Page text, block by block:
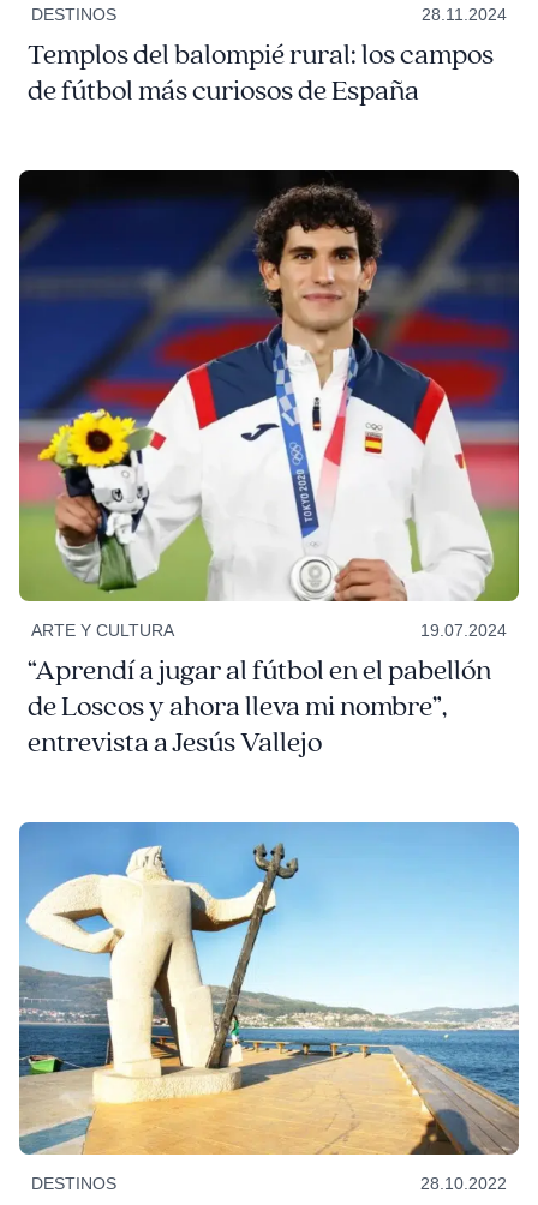
DESTINOS 28.11.2024
Templos del balompié rural: los campos
de fútbol más curiosos de España
ARTE Y CULTURA 19.07.2024
“Aprendí a jugar al fútbol en el pabellón
de Loscos y ahora lleva mi nombre”,
entrevista a Jesús Vallejo
DESTINOS 28.10.2022